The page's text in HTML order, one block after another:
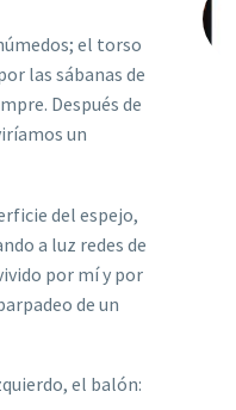
úmedos; el torso
las sábanas de
Después de
íamos un
del espejo,
a luz redes de
por míy por
de un
el balón: